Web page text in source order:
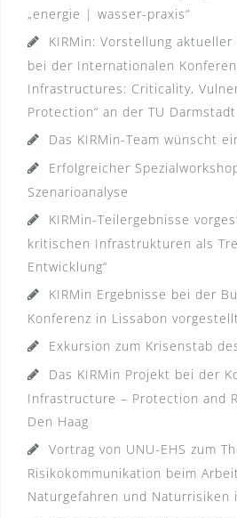
„energie | wasser-praxis“
KIRMin: Vorstellung
bei der Internationalen
Infrastructures: Criticality,
Protection“ an der TU Darmstadt
Das KIRMin-Team wünscht
Erfolgreicher
Szenarioanalyse
KIRMin-Teilergebnisse
kritischen Infrastrukturen als
Entwicklung“
KIRMin Ergebnisse bei der
Konferenz in Lissabon
Exkursion zum Krisenstab
Das KIRMin Projekt bei der
Infrastructure – Protection and
Den Haag
Vortrag von UNU-EHS zum
Risikokommunikation beim
Naturgefahren und Naturrisiken